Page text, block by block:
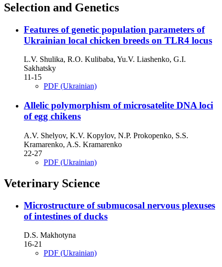
Selection and Genetics
Features of genetic population parameters of
Ukrainian local chicken breeds on TLR4 locus
L.V. Shulika, R.O. Kulibaba, Yu.V. Liashenko, G.I.
Sakhatsky
11-15
PDF (Ukrainian)
Allelic polymorphism of microsatelite DNA locі
of egg chikens
A.V. Shelyov, K.V. Kopylov, N.P. Prokopenko, S.S.
Kramarenko, A.S. Kramarenko
22-27
PDF (Ukrainian)
Veterinary Science
Microstructure of submucosal nervous plexuses
of intestines of ducks
D.S. Makhotyna
16-21
PDF (Ukrainian)